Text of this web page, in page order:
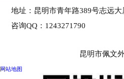
地址：昆明市青年路389号志远大
咨询QQ：1243271790
昆明市佩文
网站地图